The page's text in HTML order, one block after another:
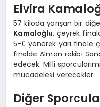
Elvira
57 kiloda yarışan bir
Kamaloğlu, çeyrek
5-0 yenerek yarı finale
finalde Alman rakibi
edecek. Milli
mücadelesi verecekler.
Diğer